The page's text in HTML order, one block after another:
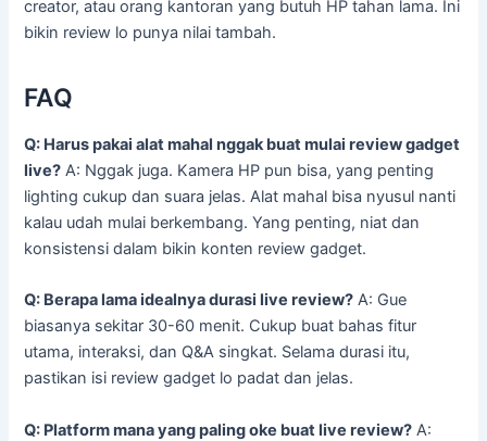
creator, atau orang kantoran yang butuh HP tahan lama. Ini
bikin review lo punya nilai tambah.
FAQ
Q: Harus pakai alat mahal nggak buat mulai review gadget
live? A: Nggak juga. Kamera HP pun bisa, yang penting
lighting cukup dan suara jelas. Alat mahal bisa nyusul nanti
kalau udah mulai berkembang. Yang penting, niat dan
konsistensi dalam bikin konten review gadget.
Q: Berapa lama idealnya durasi live review? A: Gue
biasanya sekitar 30-60 menit. Cukup buat bahas fitur
utama, interaksi, dan Q&A singkat. Selama durasi itu,
pastikan isi review gadget lo padat dan jelas.
Q: Platform mana yang paling oke buat live review? A: